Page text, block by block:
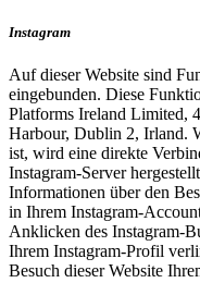
Instagram
Auf dieser Website sind
eingebunden. Diese
Platforms Ireland Limited,
Harbour, Dublin 2, Irland.
ist, wird eine direkte
Instagram-Server
Informationen über den
in Ihrem Instagram-
Anklicken des Instagram-
Ihrem Instagram-Profil
Besuch dieser Website